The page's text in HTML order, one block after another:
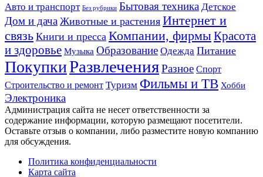
Авто и транспорт Без рубрики Бытовая техника Детское
Дом и дача Животные и растения Интернет и
связь Книги и пресса Компании, фирмыКрасота
и здоровье Музыка Образование Одежда Питание
ПокупкиРазвлеченияРазное Спорт
Строительство и ремонт Туризм Фильмы и ТВ Хобби
Электроника
Администрация сайта не несет ответственности за
содержание информации, которую размещают посетители.
Оставьте отзыв о компании, либо разместите новую компанию
для обсуждения.
Политика конфиденциальности
Карта сайта